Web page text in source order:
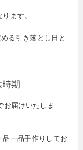
ます。
る引き落とし日と
期
お届けいたしま
一品手作りしてお